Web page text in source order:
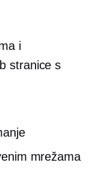
i
stranice s
mrežama